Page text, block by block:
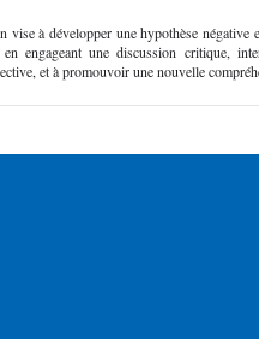
vise à développer une hypothèse négative
en engageant une discussion critique,
et à promouvoir une nouvelle